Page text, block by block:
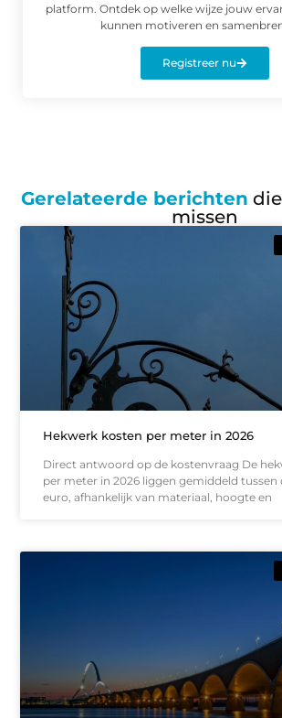
platform. Ontdek op welke wijze jouw
kunnen motiveren en
Registreer nu
Gerelateerde berichten
missen
Hekwerk kosten per meter in 2026
Direct antwoord op de kostenvraag De
per meter in 2026 liggen gemiddeld tussen
euro, afhankelijk van materiaal, hoogte en